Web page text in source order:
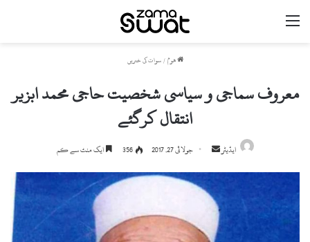
ھوم / سوات کی خبریں
معروف سماجی و سیاسی شخصیت حاجی محمد ابزیر
انتقال کرگئے
ایڈیٹر
n
d
n
جولائی 27, 2017 356 ایک منٹ سے کم